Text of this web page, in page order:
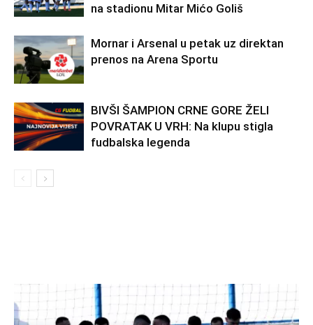
na stadionu Mitar Mićo Goliš
Mornar i Arsenal u petak uz direktan
prenos na Arena Sportu
BIVŠI ŠAMPION CRNE GORE ŽELI
POVRATAK U VRH: Na klupu stigla
fudbalska legenda